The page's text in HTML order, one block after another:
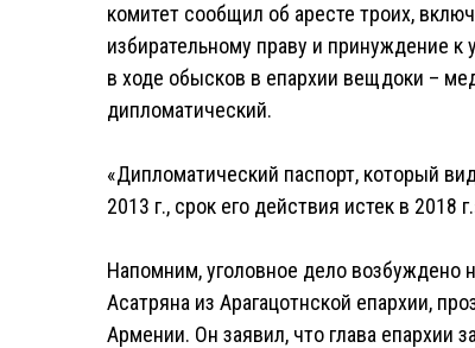
комитет сообщил об аресте троих,
избирательному праву и принуждение
в ходе обысков в епархии вещдоки –
дипломатический.
«Дипломатический паспорт, который
2013 г., срок его действия истек в
Напомним, уголовное дело возбуждено
Асатряна из Арагацотнской епархии,
Армении. Он заявил, что глава епархии